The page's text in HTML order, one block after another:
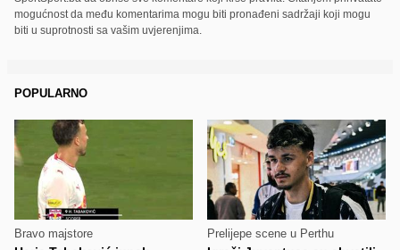
mogućnost da među komentarima mogu biti pronađeni sadržaji koji mogu
biti u suprotnosti sa vašim uvjerenjima.
POPULARNO
Bravo majstore Prelijepe scene u Perthu